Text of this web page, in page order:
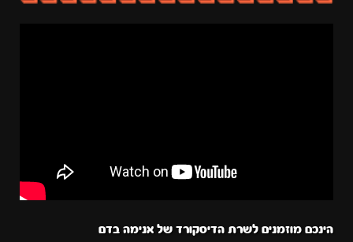
הינכם מוזמנים לשרת הדיסקורד של אנימה בדם